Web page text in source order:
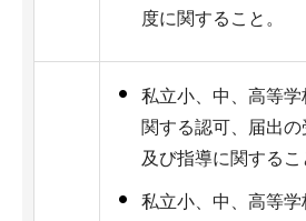
度に関すること。
私立小、中、高等学
関する認可、届出の
及び指導に関するこ
私立小、中、高等学